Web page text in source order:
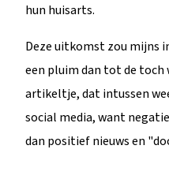
hun huisarts.
Deze uitkomst zou mijns
een pluim dan tot de
artikeltje, dat intussen
social media, want
dan positief nieuws en